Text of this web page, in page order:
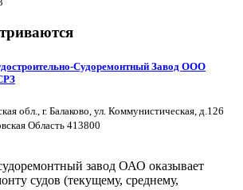
Судоремонтный Завод ООО
обл., г. Балаково, ул. Коммунистическая, д.126
Область 413800
завод ОАО оказывает
судов (текущему, среднему,